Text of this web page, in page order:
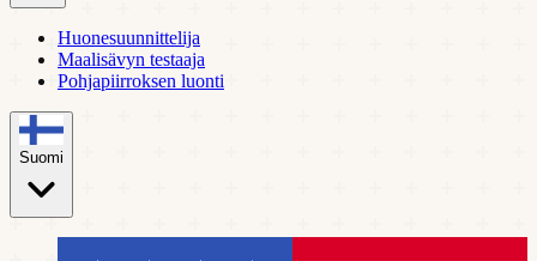
Huonesuunnittelija
Maalisävyn testaaja
Pohjapiirroksen luonti
Suomi